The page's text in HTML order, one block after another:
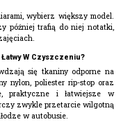
wybierz większy model.
później trafią do niej notatki,
W Czyszczeniu?
się tkaniny odporne na
nylon, poliester rip-stop oraz
praktyczne i łatwiejsze w
zwykle przetarcie wilgotną
w autobusie.